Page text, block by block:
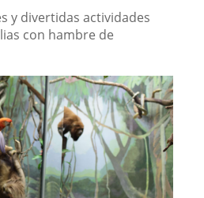
y divertidas actividades
con hambre de